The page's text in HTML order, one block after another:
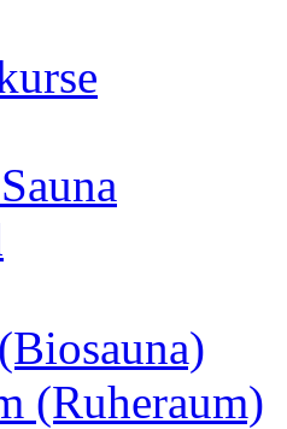
(Ruheraum)